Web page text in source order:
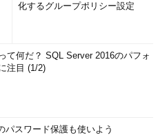
化するグループポリシー設定
て何だ？ SQL Server 2016のパフォ
注目 (1/2)
パスワード保護も使いよう